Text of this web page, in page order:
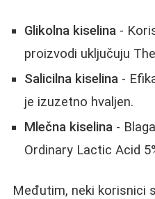
Glikolna kiselina -
proizvodi uključuju
Salicilna kiselina -
je izuzetno hvaljen.
Mlečna kiselina -
Ordinary Lactic Acid
Međutim, neki korisnici